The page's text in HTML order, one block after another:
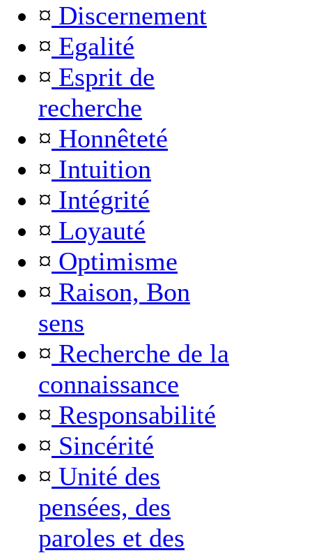
¤ Discernement
¤ Egalité
¤ Esprit de
recherche
¤ Honnêteté
¤ Intuition
¤ Intégrité
¤ Loyauté
¤ Optimisme
¤ Raison, Bon
sens
¤ Recherche de la
connaissance
¤ Responsabilité
¤ Sincérité
¤ Unité des
pensées, des
paroles et des